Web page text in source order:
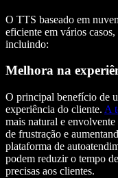
O TTS baseado em
eficiente em vários
incluindo:
Melhora na
O principal benefício de
experiência do cliente. A
mais natural e
de frustração e
plataforma de
podem reduzir o tempo
precisas aos clientes.